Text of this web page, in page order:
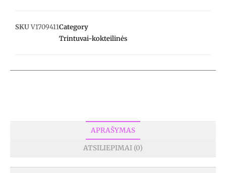
SKUV1709411Category
Trintuvai-kokteilinės
APRAŠYMAS
ATSILIEPIMAI (0)